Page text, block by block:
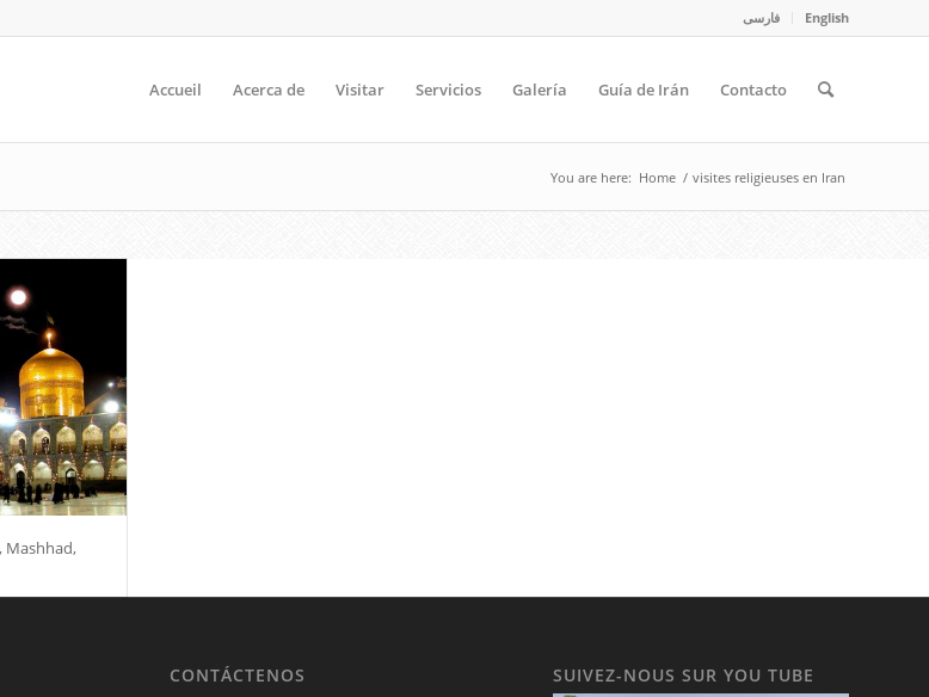
فارسی English
Accueil Acerca de Visitar Servicios Galería Guía de Irán Contacto
You are here: Home / visites religieuses en Iran
Mashhad,
CONTÁCTENOS SUIVEZ-NOUS SUR YOU TUBE